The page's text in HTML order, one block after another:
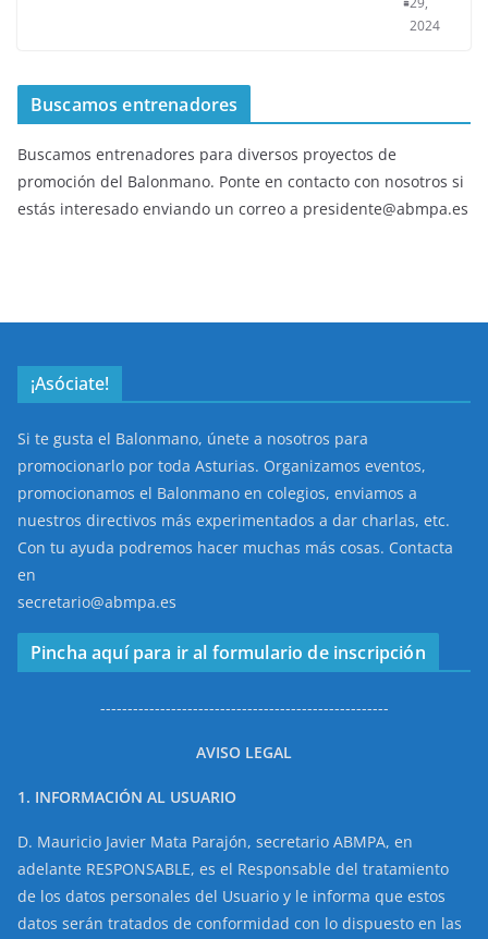
2024
Buscamos entrenadores
Buscamos entrenadores para diversos proyectos de
promoción del Balonmano. Ponte en contacto con nosotros si
estás interesado enviando un correo a presidente@abmpa.es
¡Asóciate!
Si te gusta el Balonmano, únete a nosotros para
promocionarlo por toda Asturias. Organizamos eventos,
promocionamos el Balonmano en colegios, enviamos a
nuestros directivos más experimentados a dar charlas, etc.
Con tu ayuda podremos hacer muchas más cosas. Contacta
en
secretario@abmpa.es
Pincha aquí para ir al formulario de inscripción
-----------------------------------------------------
AVISO LEGAL
1. INFORMACIÓN AL USUARIO
D. Mauricio Javier Mata Parajón, secretario ABMPA, en
adelante RESPONSABLE, es el Responsable del tratamiento
de los datos personales del Usuario y le informa que estos
datos serán tratados de conformidad con lo dispuesto en las